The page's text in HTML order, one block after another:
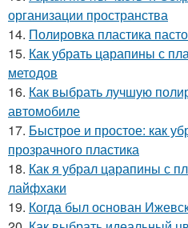
организации пространства
14. Полировка пластика
15. Как убрать царапины с
методов
16. Как выбрать лучшую
автомобиле
17. Быстрое и простое: как
прозрачного пластика
18. Как я убрал царапины с
лайфхаки
19. Когда был основан